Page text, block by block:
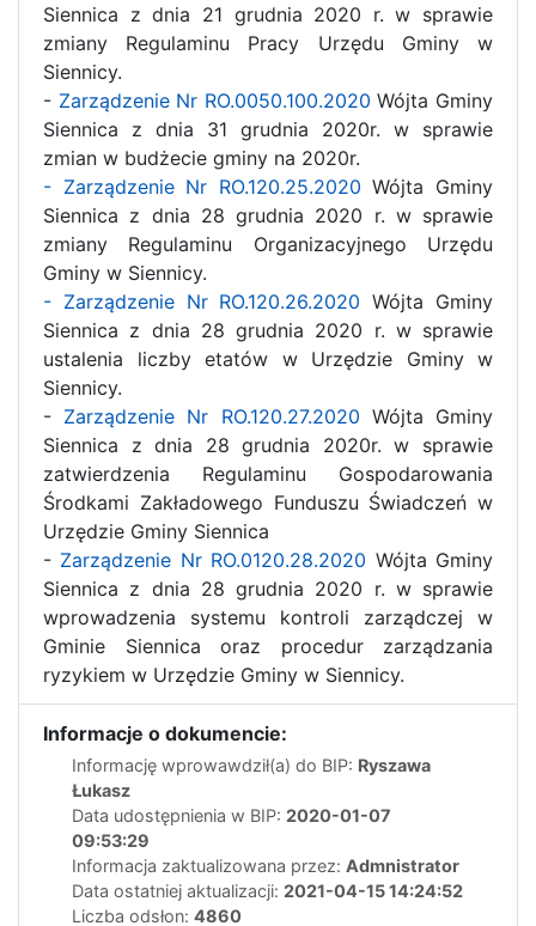
Siennica z dnia 21 grudnia 2020 r. w sprawie
zmiany Regulaminu Pracy Urzędu Gminy w
Siennicy.
- Zarządzenie Nr RO.0050.100.2020 Wójta Gminy
Siennica z dnia 31 grudnia 2020r. w sprawie
zmian w budżecie gminy na 2020r.
- Zarządzenie Nr RO.120.25.2020Wójta Gminy
Siennica z dnia 28 grudnia 2020 r. w sprawie
zmiany Regulaminu Organizacyjnego Urzędu
Gminy w Siennicy.
- Zarządzenie Nr RO.120.26.2020 Wójta Gminy
Siennica z dnia 28 grudnia 2020 r. w sprawie
ustalenia liczby etatów w Urzędzie Gminy w
Siennicy.
- Zarządzenie Nr RO.120.27.2020 Wójta Gminy
Siennica z dnia 28 grudnia 2020r. w sprawie
zatwierdzenia Regulaminu Gospodarowania
Środkami Zakładowego Funduszu Świadczeń w
Urzędzie Gminy Siennica
- Zarządzenie Nr RO.0120.28.2020 Wójta Gminy
Siennica z dnia 28 grudnia 2020 r. w sprawie
wprowadzenia systemu kontroli zarządczej w
Gminie Siennica oraz procedur zarządzania
ryzykiem w Urzędzie Gminy w Siennicy.
Informacje o dokumencie:
Informację wprowawdził(a) do BIP: Ryszawa
Łukasz
Data udostępnienia w BIP: 2020-01-07
09:53:29
Informacja zaktualizowana przez: Admnistrator
Data ostatniej aktualizacji: 2021-04-15 14:24:52
Liczba odsłon: 4860